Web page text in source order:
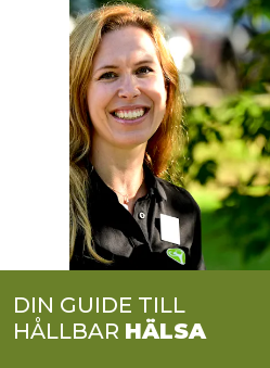
DIN GUIDE TILL
HÅLLBAR HÄLSA